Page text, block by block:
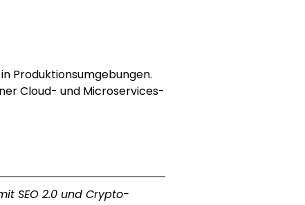
Produktionsumgebungen.
Cloud- und Microservices-
SEO 2.0 und Crypto-